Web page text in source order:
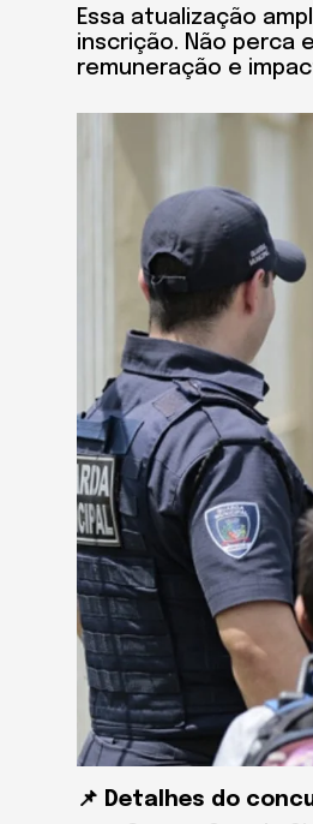
Essa atualização
inscrição. Não perca
remuneração e
📌 Detalhes do